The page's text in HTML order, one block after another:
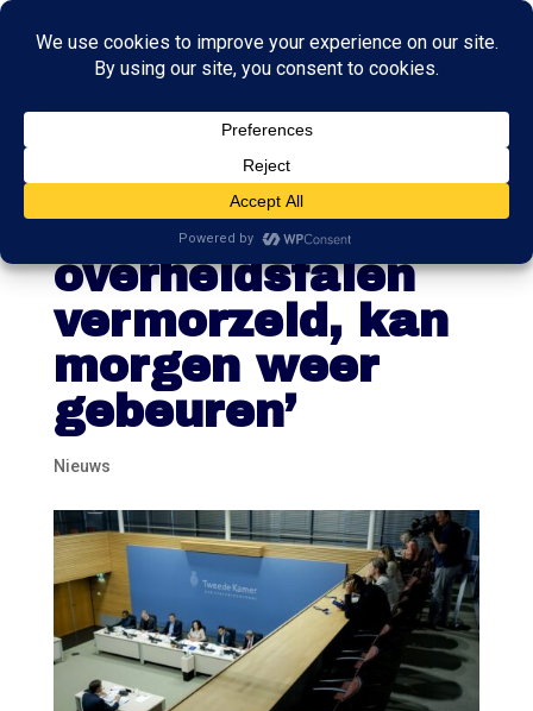
‘Levens van
mensen door
overheidsfalen
vermorzeld, kan
morgen weer
gebeuren’
Nieuws